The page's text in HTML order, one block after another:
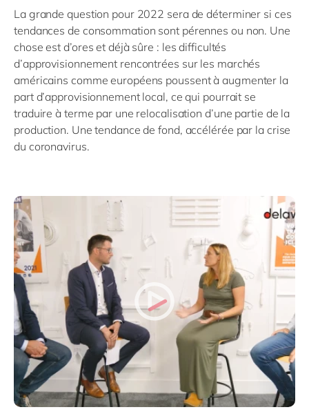
La grande question pour 2022 sera de déterminer si ces
tendances de consommation sont pérennes ou non. Une
chose est d’ores et déjà sûre : les difficultés
d’approvisionnement rencontrées sur les marchés
américains comme européens poussent à augmenter la
part d’approvisionnement local, ce qui pourrait se
traduire à terme par une relocalisation d’une partie de la
production. Une tendance de fond, accélérée par la crise
du coronavirus.